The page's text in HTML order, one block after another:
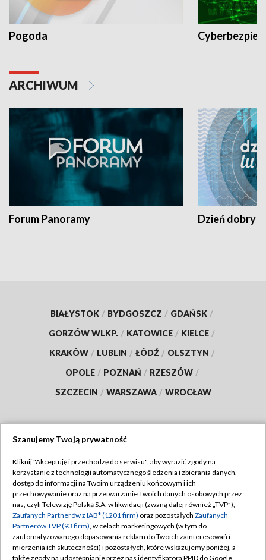
Pogoda
ARCHIWUM
Forum Panoramy Dzień dobry
BIAŁYSTOK / BYDGOSZCZ / GDAŃSK /
GORZÓW WLKP. / KATOWICE / KIELCE /
KRAKÓW / LUBLIN / ŁÓDŹ / OLSZTYN /
OPOLE / POZNAŃ / RZESZÓW /
SZCZECIN / WARSZAWA / WROCŁAW
TVP
Abonament TVP
Emisja w TVP
Centrum informacji TVP
Naziemna Telewizja Cyfrowa
Regulamin TVP
Polityka prywatności
Moje zgody
Pomoc
Szanujemy Twoją prywatność
Kliknij "Akceptuję i przechodzę do serwisu", aby wyrazić zgody na
korzystanie z technologii automatycznego śledzenia i zbierania danych,
dostęp do informacji na Twoim urządzeniu końcowym i ich
przechowywanie oraz na przetwarzanie Twoich danych osobowych przez
nas, czyli Telewizję Polską S.A. w likwidacji (zwaną dalej również „TVP”),
Zaufanych Partnerów z IAB* (1201 firm) oraz pozostałych Zaufanych
Partnerów TVP (93 firm), w celach marketingowych (w tym do
zautomatyzowanego dopasowania reklam do Twoich zainteresowań i
mierzenia ich skuteczności) i pozostałych, które wskazujemy poniżej, a
także zgody na udostępnianie przez nas identyfikatora PPID do Google.